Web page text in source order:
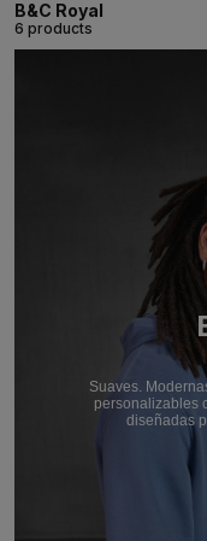
B&C Royal
6 products
Suaves.
personalizables
diseñadas